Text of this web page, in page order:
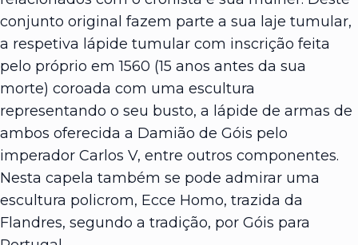
conjunto original fazem parte a sua laje tumular,
a respetiva lápide tumular com inscrição feita
pelo próprio em 1560 (15 anos antes da sua
morte) coroada com uma escultura
representando o seu busto, a lápide de armas de
ambos oferecida a Damião de Góis pelo
imperador Carlos V, entre outros componentes.
Nesta capela também se pode admirar uma
escultura policrom, Ecce Homo, trazida da
Flandres, segundo a tradição, por Góis para